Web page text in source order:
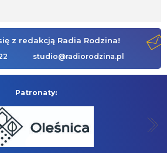
z redakcją Radia Rodzina!
studio@radiorodzina.pl
Patronaty: